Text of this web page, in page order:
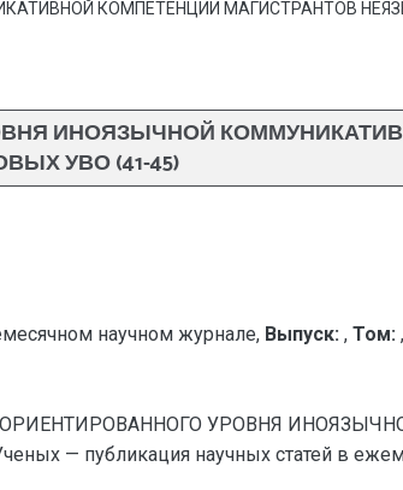
КОМПЕТЕНЦИИ МАГИСТРАНТОВ
ИНОЯЗЫЧНОЙ
УВО (41-45)
научном журнале, Выпуск: , Том: ,
ОРИЕНТИРОВАННОГО УРОВНЯ
— публикация научных статей в